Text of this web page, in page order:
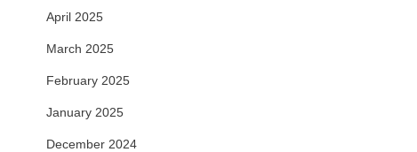
April 2025
March 2025
February 2025
January 2025
December 2024